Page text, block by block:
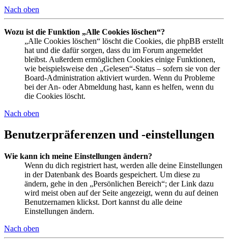
Nach oben
Wozu ist die Funktion „Alle Cookies löschen“?
„Alle Cookies löschen“ löscht die Cookies, die phpBB erstellt
hat und die dafür sorgen, dass du im Forum angemeldet
bleibst. Außerdem ermöglichen Cookies einige Funktionen,
wie beispielsweise den „Gelesen“-Status – sofern sie von der
Board-Administration aktiviert wurden. Wenn du Probleme
bei der An- oder Abmeldung hast, kann es helfen, wenn du
die Cookies löscht.
Nach oben
Benutzerpräferenzen und -einstellungen
Wie kann ich meine Einstellungen ändern?
Wenn du dich registriert hast, werden alle deine Einstellungen
in der Datenbank des Boards gespeichert. Um diese zu
ändern, gehe in den „Persönlichen Bereich“; der Link dazu
wird meist oben auf der Seite angezeigt, wenn du auf deinen
Benutzernamen klickst. Dort kannst du alle deine
Einstellungen ändern.
Nach oben